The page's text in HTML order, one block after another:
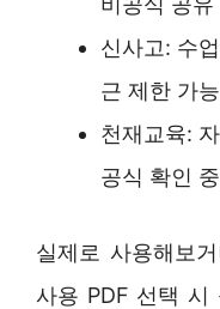
신사고: 수
근 제한 가
천재교육:
공식 확인
실제로 사용해보
사용 PDF 선택 시